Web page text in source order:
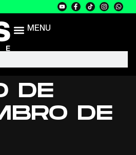
MENU
DE
DE